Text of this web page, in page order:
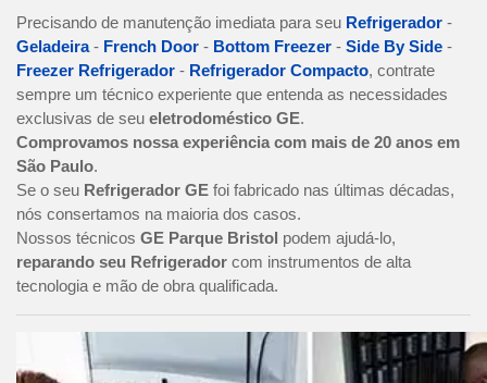
Precisando de manutenção imediata para seu Refrigerador -
Geladeira- French Door - Bottom Freezer - Side By Side -
Freezer Refrigerador - Refrigerador Compacto, contrate
sempre um técnico experiente que entenda as necessidades
exclusivas de seu eletrodoméstico GE.
Comprovamos nossa experiência com mais de 20 anos em
São Paulo.
Se o seu Refrigerador GE foi fabricado nas últimas décadas,
nós consertamos na maioria dos casos.
Nossos técnicos GE Parque Bristol podem ajudá-lo,
reparando seu Refrigerador com instrumentos de alta
tecnologia e mão de obra qualificada.